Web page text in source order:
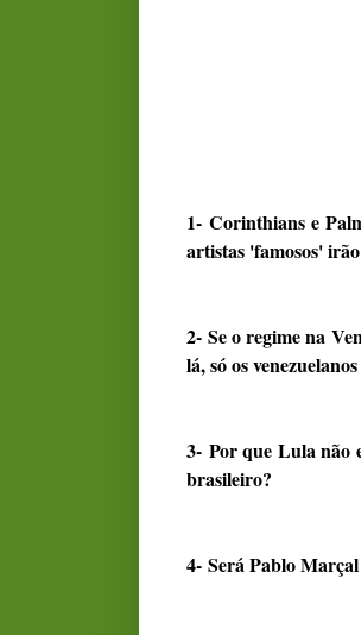
1- Corinthians e
artistas 'famosos'
2- Se o regime na
lá, só os
3- Por que Lula não
brasileiro?
4- Será Pablo